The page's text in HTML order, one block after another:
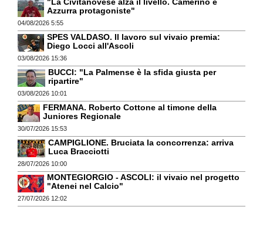
"La Civitanovese alza il livello. Camerino e
Azzurra protagoniste"
04/08/2026 5:55
SPES VALDASO. Il lavoro sul vivaio premia:
Diego Locci all'Ascoli
03/08/2026 15:36
BUCCI: "La Palmense è la sfida giusta per
ripartire"
03/08/2026 10:01
FERMANA. Roberto Cottone al timone della
Juniores Regionale
30/07/2026 15:53
CAMPIGLIONE. Bruciata la concorrenza: arriva
Luca Bracciotti
28/07/2026 10:00
MONTEGIORGIO - ASCOLI: il vivaio nel progetto
"Atenei nel Calcio"
27/07/2026 12:02